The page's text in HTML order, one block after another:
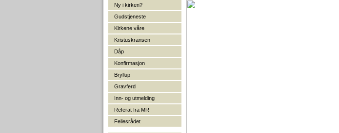
Ny i kirken?
Gudstjeneste
Kirkene våre
Kristuskransen
Dåp
Konfirmasjon
Bryllup
Gravferd
Inn- og utmelding
Referat fra MR
Fellesrådet